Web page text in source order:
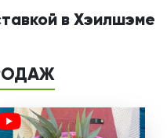
в Хэилшэме